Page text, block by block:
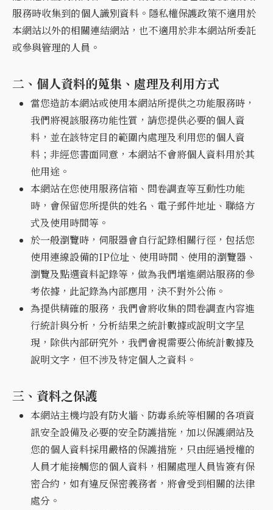
服務時收集到的個人識別資料。隱私權保護政策不適用於
本網站以外的相關連結網站，也不適用於非本網站所委託
或參與管理的人員。
二、個人資料的蒐集、處理及利用方式
當您造訪本網站或使用本網站所提供之功能服務時，
我們將視該服務功能性質，請您提供必要的個人資
料，並在該特定目的範圍內處理及利用您的個人資
料；非經您書面同意，本網站不會將個人資料用於其
他用途。
本網站在您使用服務信箱、問卷調查等互動性功能
時，會保留您所提供的姓名、電子郵件地址、聯絡方
式及使用時間等。
於一般瀏覽時，伺服器會自行記錄相關行徑，包括您
使用連線設備的IP位址、使用時間、使用的瀏覽器、
瀏覽及點選資料記錄等，做為我們增進網站服務的參
考依據，此記錄為內部應用，決不對外公佈。
為提供精確的服務，我們會將收集的問卷調查內容進
行統計與分析，分析結果之統計數據或說明文字呈
現，除供內部研究外，我們會視需要公佈統計數據及
說明文字，但不涉及特定個人之資料。
三、資料之保護
本網站主機均設有防火牆、防毒系統等相關的各項資
訊安全設備及必要的安全防護措施，加以保護網站及
您的個人資料採用嚴格的保護措施，只由經過授權的
人員才能接觸您的個人資料，相關處理人員皆簽有保
密合約，如有違反保密義務者，將會受到相關的法律
處分。